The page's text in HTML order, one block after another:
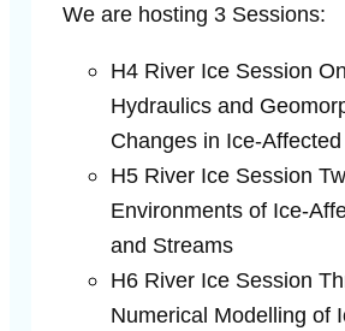
We are hosting 3 Sessions:
H4 River Ice Session
Hydraulics and
Changes in Ice-
H5 River Ice Session
Environments of Ice-
and Streams
H6 River Ice Session
Numerical Modelling of